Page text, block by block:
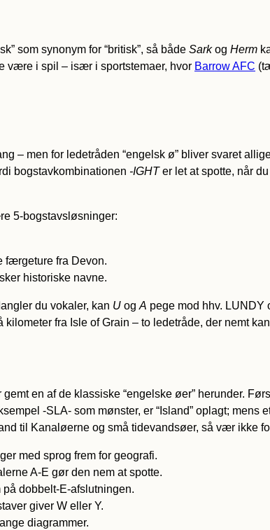
som synonym for “britisk”, så både Sarkog Herm
være i spil – især i sportstemaer, hvor Barrow AFC
– men for ledetråden “engelsk ø” bliver svaret
bogstavkombinationen -IGHTer let at spotte, når
5-bogstavsløsninger:
færgeture fra Devon.
historiske navne.
du vokaler, kan U og A pege mod hhv. LUNDY
kilometer fra Isle of Grain – to ledetråde, der nemt
en af de klassiske “engelske øer” herunder.
-SLA- som mønster, er “Island” oplagt; mens
til Kanaløerne og små tidevandsøer, så vær ikke
med sprog frem for geografi.
A-E gør den nem at spotte.
dobbelt-E-afslutningen.
giver W eller Y.
diagrammer.